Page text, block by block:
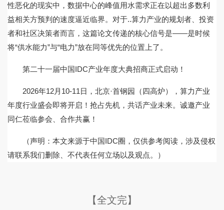
性恶化的现实中，数据中心的峰值用水需求正在以超出多数利
益相关方预判的速度逼近临界。对于..算力产业的规划者、投资
者和社区决策者而言，这篇论文传递的核心信号是——是时候
将“供水能力”与“电力”放在同等优先的位置上了。
第二十一届中国IDC产业年度大典招商正式启动！
2026年12月10-11日，北京·首钢园（四高炉），算力产业
年度行业盛会即将开启！抢占先机，共话产业未来。诚邀产业
同仁莅临参会、合作共赢！
（声明：本文来源于中国IDC圈，仅供参考阅读，涉及侵权
请联系我们删除、不代表任何立场以及观点。）
【全文完】